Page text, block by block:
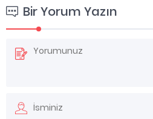
Bir Yorum Yazın